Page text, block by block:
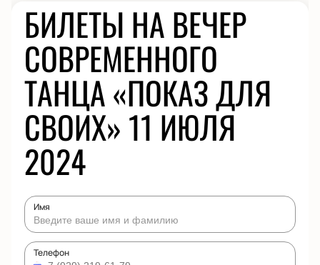
БИЛЕТЫ НА ВЕЧЕР
СОВРЕМЕННОГО
ТАНЦА «ПОКАЗ ДЛЯ
СВОИХ» 11 ИЮЛЯ
2024
Имя
Телефон